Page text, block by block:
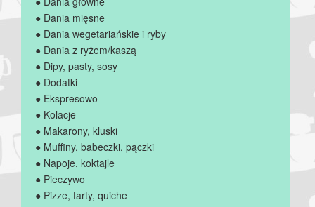
● Dania mięsne
● Dania wegetariańskie i ryby
● Dania z ryżem/kaszą
● Dipy, pasty, sosy
● Dodatki
● Ekspresowo
● Kolacje
● Makarony, kluski
● Muffiny, babeczki, pączki
● Napoje, koktajle
● Pieczywo
● Pizze, tarty, quiche